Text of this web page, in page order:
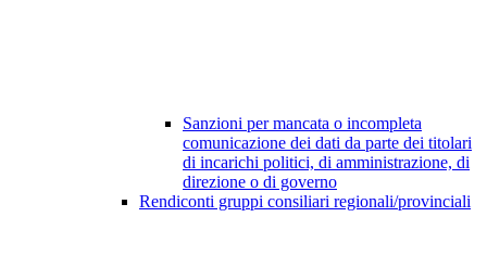
Sanzioni per mancata o incompleta
comunicazione dei dati da parte dei titolari
di incarichi politici, di amministrazione, di
direzione o di governo
Rendiconti gruppi consiliari regionali/provinciali